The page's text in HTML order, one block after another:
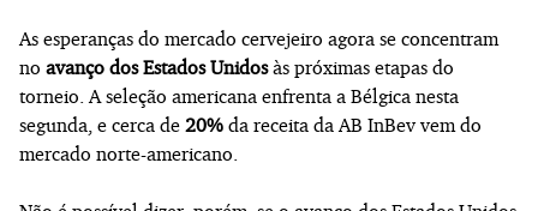
As esperanças do mercado cervejeiro agora se concentram
no avanço dos Estados Unidosàs próximas etapas do
torneio. A seleção americana enfrenta a Bélgica nesta
segunda, e cerca de 20% da receita da AB InBev vem do
mercado norte-americano.